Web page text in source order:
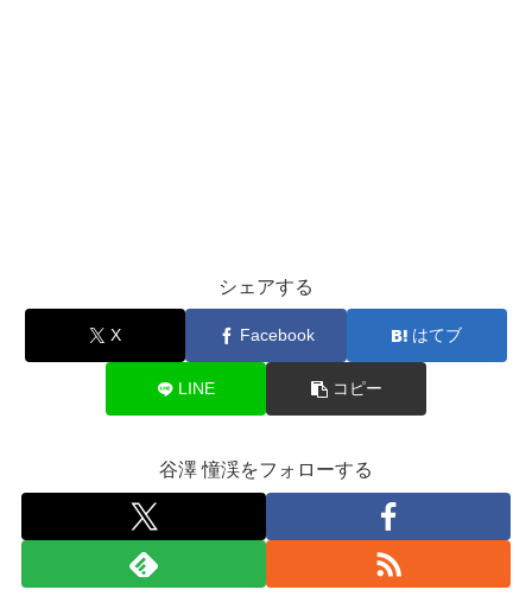
シェアする
X Facebook はてブ
LINE コピー
谷澤 憧渓をフォローする